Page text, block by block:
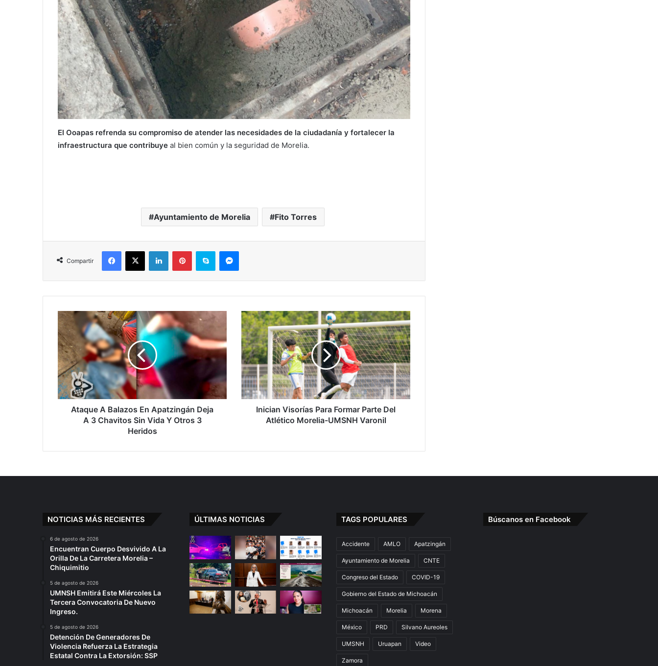
El Ooapas refrenda su compromiso de atender las necesidades de la ciudadanía y fortalecer la
infraestructura que contribuye al bien común y la seguridad de Morelia.
Ayuntamiento de Morelia Fito Torres
Compartir
Facebook
X LinkedInPinterestSkype Messenger
Ataque
A
Balazos
En
Apatzingán
Deja
A
3
Chavitos
Ataque A Balazos En Apatzingán Deja
A 3 Chavitos Sin Vida Y Otros 3
Heridos
Inician
Visorías
Para
Formar
Parte
Del
Atlético
Morelia-
UMSNH
VaronilInician Visorías Para Formar Parte Del
Atlético Morelia-UMSNH Varonil
NOTICIAS MÁS RECIENTES
6 de agosto de 2026
Encuentran Cuerpo Desvivido A La
Orilla De La Carretera Morelia –
Chiquimitio
5 de agosto de 2026
UMNSH Emitirá Este Miércoles La
Tercera Convocatoria De Nuevo
Ingreso.
5 de agosto de 2026
Detención De Generadores De
Violencia Refuerza La Estrategia
Estatal Contra La Extorsión: SSP
ÚLTIMAS NOTICIAS TAGS POPULARES
Accidente AMLO Apatzingán
Ayuntamiento de Morelia CNTE
Congreso del Estado COVID-19
Gobierno del Estado de Michoacán
Michoacán Morelia Morena
México PRD Silvano Aureoles
UMSNH Uruapan Video
Zamora
Búscanos en Facebook